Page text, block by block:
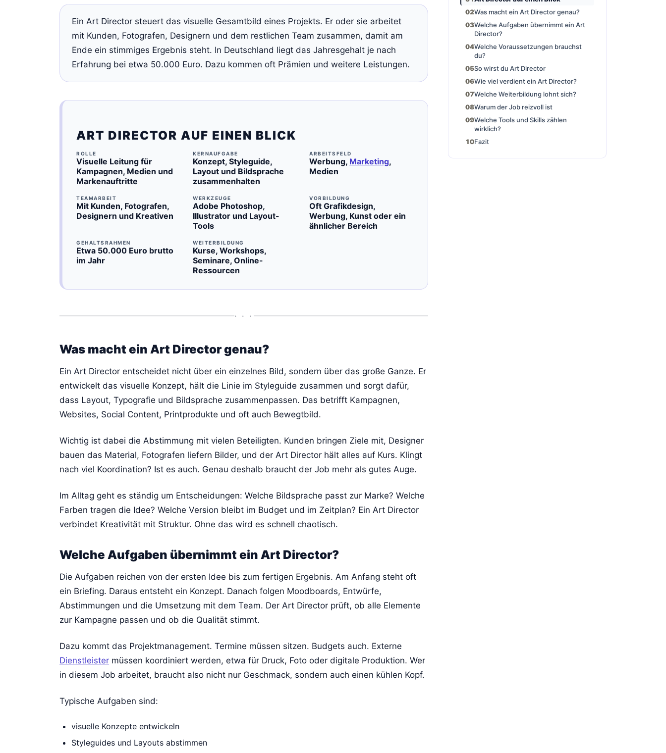
Ein Art Director steuert das visuelle Gesamtbild eines Projekts. Er oder sie arbeitet
mit Kunden, Fotografen, Designern und dem restlichen Team zusammen, damit am
Ende ein stimmiges Ergebnis steht. In Deutschland liegt das Jahresgehalt je nach
Erfahrung bei etwa 50.000 Euro. Dazu kommen oft Prämien und weitere Leistungen.
ART DIRECTOR AUF EINEN BLICK
ROLLE
Visuelle Leitung für
Kampagnen, Medien und
Markenauftritte
KERNAUFGABE
Konzept, Styleguide,
Layout und Bildsprache
zusammenhalten
ARBEITSFELD
Werbung, Marketing,
Medien
TEAMARBEIT
Mit Kunden, Fotografen,
Designern und Kreativen
WERKZEUGE
Adobe Photoshop,
Illustrator und Layout-
Tools
VORBILDUNG
Oft Grafikdesign,
Werbung, Kunst oder ein
ähnlicher Bereich
GEHALTSRAHMEN
Etwa 50.000 Euro brutto
im Jahr
WEITERBILDUNG
Kurse, Workshops,
Seminare, Online-
Ressourcen
• • •
Was macht ein Art Director genau?
Ein Art Director entscheidet nicht über ein einzelnes Bild, sondern über das große Ganze. Er
entwickelt das visuelle Konzept, hält die Linie im Styleguide zusammen und sorgt dafür,
dass Layout, Typografie und Bildsprache zusammenpassen. Das betrifft Kampagnen,
Websites, Social Content, Printprodukte und oft auch Bewegtbild.
Wichtig ist dabei die Abstimmung mit vielen Beteiligten. Kunden bringen Ziele mit, Designer
bauen das Material, Fotografen liefern Bilder, und der Art Director hält alles auf Kurs. Klingt
nach viel Koordination? Ist es auch. Genau deshalb braucht der Job mehr als gutes Auge.
Im Alltag geht es ständig um Entscheidungen: Welche Bildsprache passt zur Marke? Welche
Farben tragen die Idee? Welche Version bleibt im Budget und im Zeitplan? Ein Art Director
verbindet Kreativität mit Struktur. Ohne das wird es schnell chaotisch.
Welche Aufgaben übernimmt ein Art Director?
Die Aufgaben reichen von der ersten Idee bis zum fertigen Ergebnis. Am Anfang steht oft
ein Briefing. Daraus entsteht ein Konzept. Danach folgen Moodboards, Entwürfe,
Abstimmungen und die Umsetzung mit dem Team. Der Art Director prüft, ob alle Elemente
zur Kampagne passen und ob die Qualität stimmt.
Dazu kommt das Projektmanagement. Termine müssen sitzen. Budgets auch. Externe
Dienstleister müssen koordiniert werden, etwa für Druck, Foto oder digitale Produktion. Wer
in diesem Job arbeitet, braucht also nicht nur Geschmack, sondern auch einen kühlen Kopf.
Typische Aufgaben sind:
visuelle Konzepte entwickeln
Styleguides und Layouts abstimmen
Was macht ein Art Director genau?
Welche Aufgaben übernimmt ein Art
Director?
Welche Voraussetzungen brauchst
du?
So wirst du Art Director
Wie viel verdient ein Art Director?
Welche Weiterbildung lohnt sich?
Warum der Job reizvoll ist
Welche Tools und Skills zählen
wirklich?
Fazit